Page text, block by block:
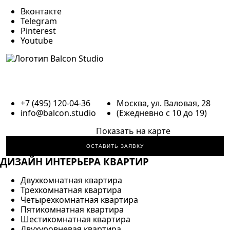
Вконтакте
Telegram
Pinterest
Youtube
+7 (495) 120-04-36
info@balcon.studio
Москва, ул. Валовая, 28
(Ежедневно с 10 до 19)
Показать на карте
ОСТАВИТЬ ЗАЯВКУ
ДИЗАЙН ИНТЕРЬЕРА КВАРТИР
Двухкомнатная квартира
Трехкомнатная квартира
Четырехкомнатная квартира
Пятикомнатная квартира
Шестикомнатная квартира